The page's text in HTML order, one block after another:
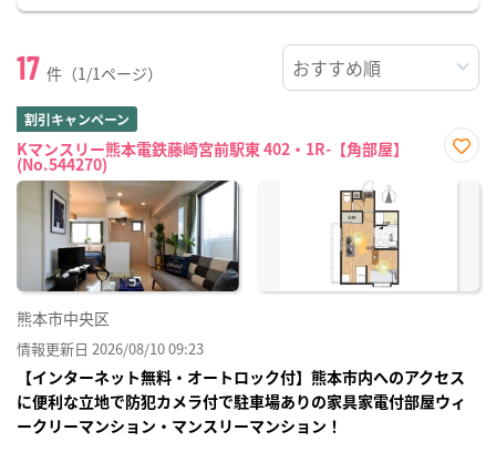
17 件（1/1ページ）
割引キャンペーン
Kマンスリー熊本電鉄藤崎宮前駅東 402・1R-【角部屋】
(No.544270)
に入
熊本市中央区
情報更新日 2026/08/10 09:23
【インターネット無料・オートロック付】熊本市内へのアクセス
に便利な立地で防犯カメラ付で駐車場ありの家具家電付部屋ウィ
ークリーマンション・マンスリーマンション！